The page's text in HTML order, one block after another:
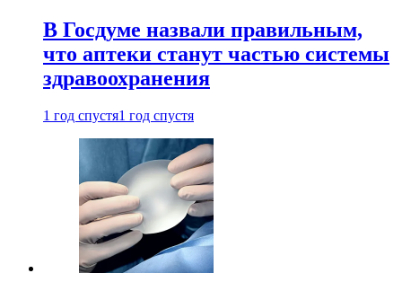
В Госдуме назвали правильным,
что аптеки станут частью системы
здравоохранения
1 год спустя1 год спустя